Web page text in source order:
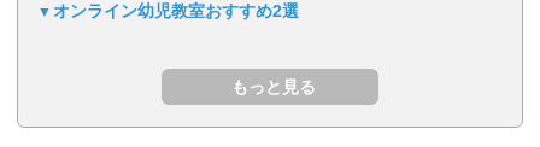
オンライン幼児教室おすすめ2選